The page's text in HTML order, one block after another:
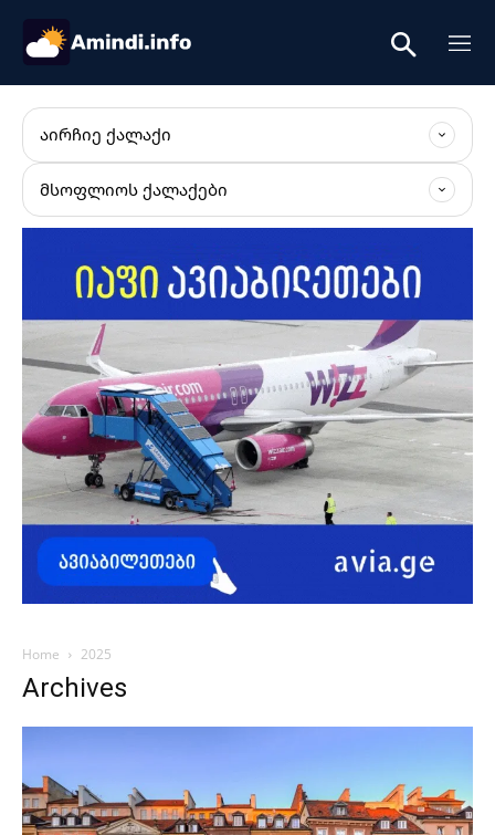
ᲐᲘᲠᲩᲘᲔ ᲥᲐᲚᲐᲥᲘ
ᲛᲡᲝᲤᲚᲘᲝᲡ ᲥᲐᲚᲐᲥᲔᲑᲘ
Home 2025
Archives